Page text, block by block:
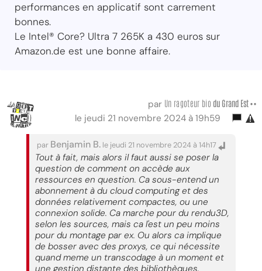
performances en applicatif sont carrement
bonnes.
Le Intel® Core? Ultra 7 265K a 430 euros sur
Amazon.de est une bonne affaire.
par Un ragoteur bio du Grand Est ••
le jeudi 21 novembre 2024 à 19h59
par Benjamin B. le jeudi 21 novembre 2024 à 14h17
Tout à fait, mais alors il faut aussi se poser la
question de comment on accède aux
ressources en question. Ca sous-entend un
abonnement à du cloud computing et des
données relativement compactes, ou une
connexion solide. Ca marche pour du rendu3D,
selon les sources, mais ca l'est un peu moins
pour du montage par ex. Ou alors ca implique
de bosser avec des proxys, ce qui nécessite
quand meme un transcodage à un moment et